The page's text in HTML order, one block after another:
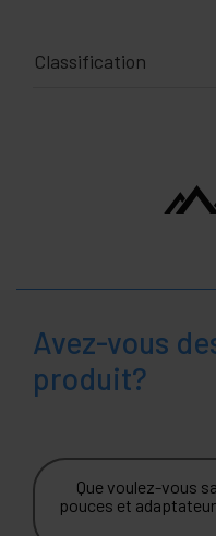
Classification
Avez-vous
produit?
Que voulez-vous
pouces et